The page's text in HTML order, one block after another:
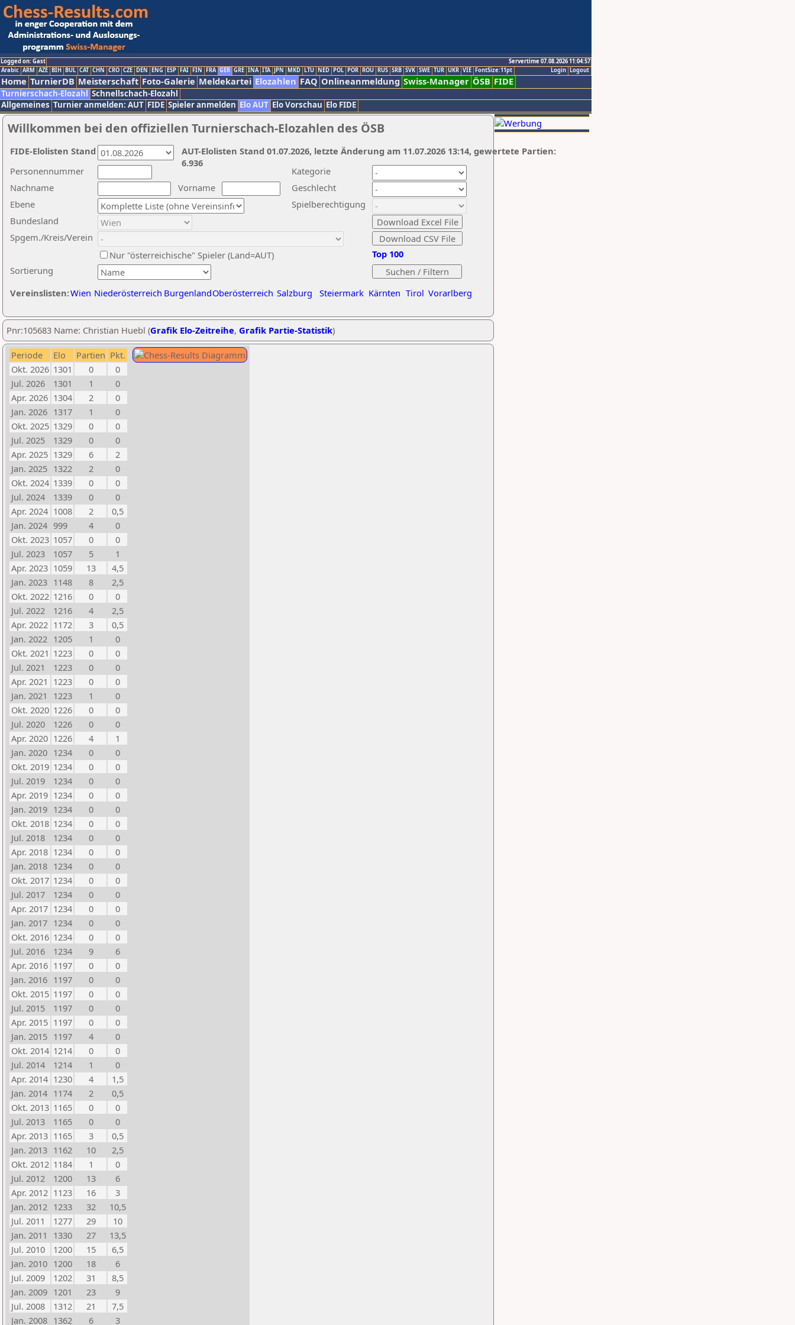
Logged on: Gast
Servertime 07.08.2026 11:04:57
Logout
Login
Arabic ARM AZE BIH BUL CAT CHN CRO CZE DEN ENG ESP FAI FIN FRA GER GRE INA ITA JPN MKD LTU NED POL POR ROU RUS SRB SVK SWE TUR UKR VIE FontSize:11pt
Home TurnierDB Meisterschaft Foto-Galerie Meldekartei Elozahlen FAQ Onlineanmeldung Swiss-Manager ÖSB FIDE
Turnierschach-Elozahl Schnellschach-Elozahl
Allgemeines Turnier anmelden: AUT FIDE Spieler anmelden Elo AUT Elo Vorschau Elo FIDE
Willkommen bei den offiziellen Turnierschach-Elozahlen des ÖSB
Nachname
Vorname
Ebene
Kategorie
Sortierung
Personennummer
Bundesland
Spgem./Kreis/Verein
Geschlecht
Nur "österreichische" Spieler (Land=AUT)
Spielberechtigung
Vereinslisten:Wien Niederösterreich BurgenlandOberösterreich Salzburg Steiermark Kärnten Tirol Vorarlberg
Top 100
AUT-Elolisten Stand 01.07.2026, letzte Änderung am 11.07.2026 13:14, gewertete Partien:
6.936
FIDE-Elolisten Stand
Pnr:105683 Name: Christian Huebl (Grafik Elo-Zeitreihe, Grafik Partie-Statistik)
Periode Elo Partien Pkt.
Okt. 2026 1301 0
0
Jul. 2026
1301 1
0
Apr. 2026 1304 2
0
Jan. 2026 1317 1
0
Okt. 2025 1329 0
0
Jul. 2025
1329 0
0
Apr. 2025 1329 6
2
Jan. 2025 1322 2
0
Okt. 2024 1339 0
0
Jul. 2024
1339 0
0
Apr. 2024 1008 2
0,5
Jan. 2024 999 4
0
Okt. 2023 1057 0
0
Jul. 2023
1057 5
1
Apr. 2023 1059 13
4,5
Jan. 2023 1148 8
2,5
Okt. 2022 1216 0
0
Jul. 2022
1216 4
2,5
Apr. 2022 1172 3
0,5
Jan. 2022 1205 1
0
Okt. 2021 1223 0
0
Jul. 2021
1223 0
0
Apr. 2021 1223 0
0
Jan. 2021
1223 1
0
Okt. 2020 1226 0
0
Jul. 2020
1226 0
0
Apr. 2020 1226 4
1
Jan. 2020 1234 0
0
Okt. 2019 1234 0
0
Jul. 2019
1234 0
0
Apr. 2019 1234 0
0
Jan. 2019 1234 0
0
Okt. 2018 1234 0
0
Jul. 2018
1234 0
0
Apr. 2018 1234 0
0
Jan. 2018 1234 0
0
Okt. 2017 1234 0
0
Jul. 2017
1234 0
0
Apr. 2017 1234 0
0
Jan. 2017 1234 0
0
Okt. 2016 1234 0
0
Jul. 2016
1234 9
6
Apr. 2016 1197 0
0
Jan. 2016 1197 0
0
Okt. 2015 1197 0
0
Jul. 2015
1197 0
0
Apr. 2015 1197 0
0
Jan. 2015 1197 4
0
Okt. 2014 1214 0
0
Jul. 2014
1214 1
0
Apr. 2014 1230 4
1,5
Jan. 2014 1174 2
0,5
Okt. 2013 1165 0
0
Jul. 2013
1165 0
0
Apr. 2013 1165 3
0,5
Jan. 2013 1162 10
2,5
Okt. 2012 1184 1
0
Jul. 2012
1200 13
6
Apr. 2012 1123 16
3
Jan. 2012 1233 32
10,5
Jul. 2011
1277 29
10
Jan. 2011
1330 27
13,5
Jul. 2010
1200 15
6,5
Jan. 2010 1200 18
6
Jul. 2009
1202 31
8,5
Jan. 2009 1201 23
9
Jul. 2008
1312 21
7,5
Jan. 2008 1362 6 3